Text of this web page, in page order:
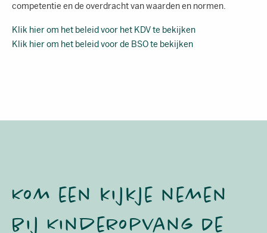
competentie en de overdracht van waarden en normen.
Klik hier om het beleid voor het KDV te bekijken
Klik hier om het beleid voor de BSO te bekijken
Kom een kijkje nemen
bij Kinderopvang De